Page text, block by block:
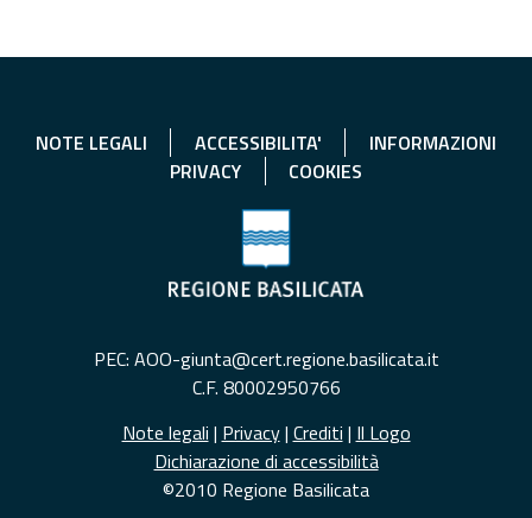
NOTE LEGALI ACCESSIBILITA'
INFORMAZIONI
PRIVACY
COOKIES
PEC: AOO-giunta@cert.regione.basilicata.it
C.F. 80002950766
Note legali | Privacy| Crediti | Il Logo
Dichiarazione di accessibilità
©2010 Regione Basilicata